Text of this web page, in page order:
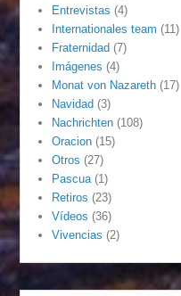
Entrevistas (4)
Internationales team (11)
Fraternidad (7)
Imágenes (4)
Monat von Nazareth (17)
Navidad (3)
Nachrichten (108)
Oracion (15)
Otros (27)
Pascua (1)
Retiros (23)
Vídeos (36)
Vivencias (2)